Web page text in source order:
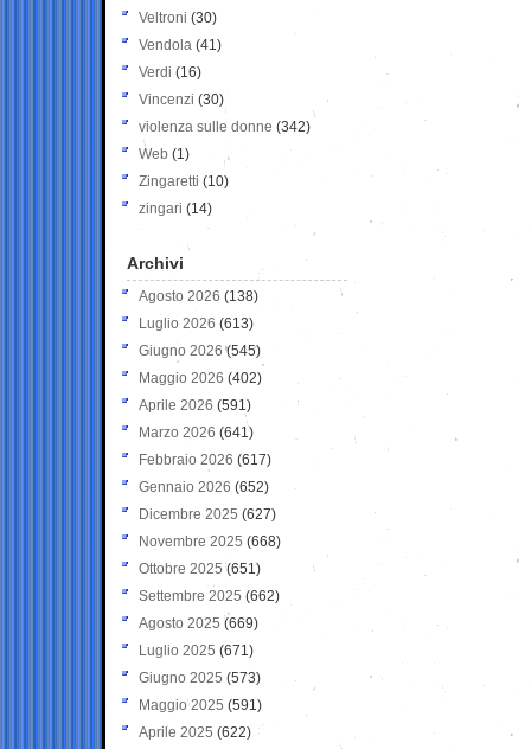
Veltroni (30)
Vendola (41)
Verdi (16)
Vincenzi (30)
violenza sulle donne (342)
Web (1)
Zingaretti (10)
zingari (14)
Archivi
Agosto 2026 (138)
Luglio 2026 (613)
Giugno 2026 (545)
Maggio 2026 (402)
Aprile 2026 (591)
Marzo 2026 (641)
Febbraio 2026 (617)
Gennaio 2026 (652)
Dicembre 2025 (627)
Novembre 2025 (668)
Ottobre 2025 (651)
Settembre 2025 (662)
Agosto 2025 (669)
Luglio 2025 (671)
Giugno 2025 (573)
Maggio 2025 (591)
Aprile 2025 (622)